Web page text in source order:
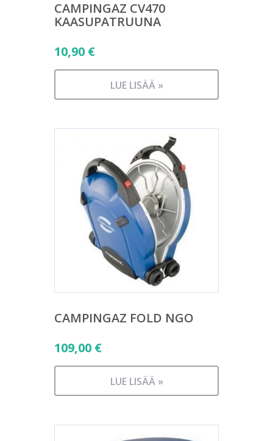
CAMPINGAZ CV470
KAASUPATRUUNA
10,90 €
LUE LISÄÄ »
CAMPINGAZ FOLD NGO
109,00 €
LUE LISÄÄ »